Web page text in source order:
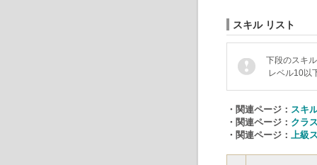
スキル リスト
下段のスキ
レベル10以
・関連ページ： スキ
・関連ページ： クラ
・関連ページ： 上級